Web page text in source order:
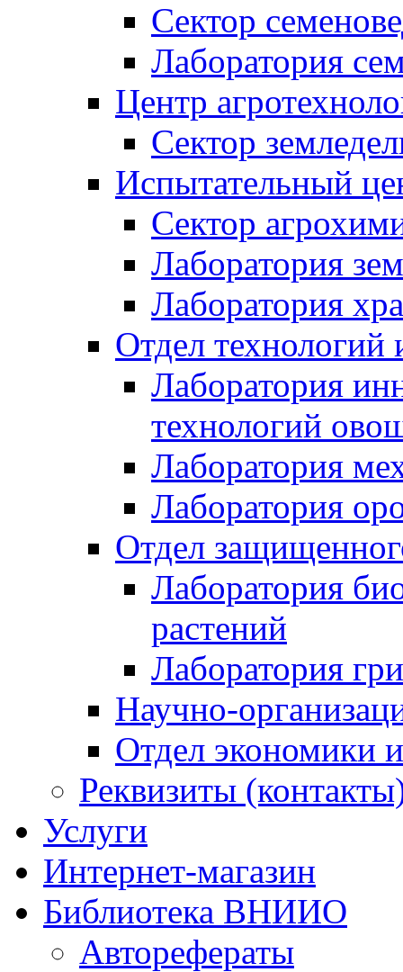
Сектор
Лаборатория
Центр
Сектор
Испытательный
Сектор
Лаборатория
Лаборатория
Отдел технологий
Лаборатория
технологий
Лаборатория
Лаборатория
Отдел
Лаборатория
растений
Лаборатория
Научно-
Отдел экономики
Реквизиты
Услуги
Интернет-магазин
Библиотека ВНИИО
Авторефераты